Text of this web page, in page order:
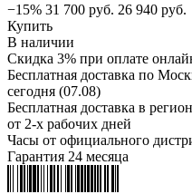
−15% 31 700 руб. 26 940 руб.
Купить
В наличии
Скидка 3% при оплате
Бесплатная доставка по
сегодня (07.08)
Бесплатная доставка в
от 2-х рабочих дней
Часы от официального
Гарантия 24 месяца